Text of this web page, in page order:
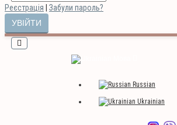
Реєстрація Забули пароль?
Russian
Ukrainian